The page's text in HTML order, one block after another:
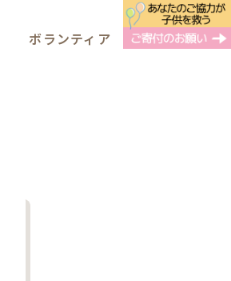
ボランティア